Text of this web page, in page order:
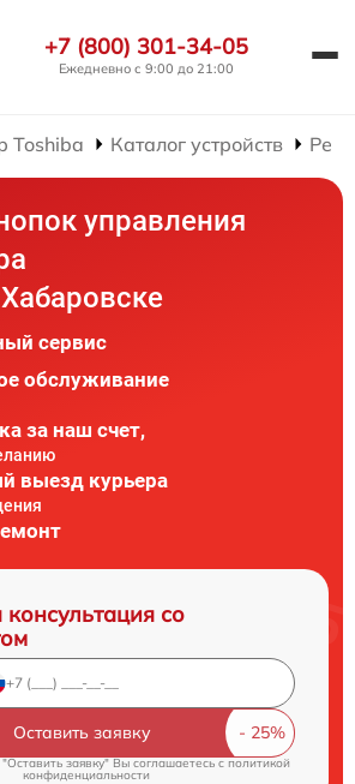
+7 (800) 301-34-05
Ежедневно с 9:00 до 21:00
Toshiba Каталог устройств
управления
сервис
обслуживание
за наш счет,
выезд курьера
со
Оставить заявку
заявку" Вы соглашаетесь cполитикой
конфиденциальности